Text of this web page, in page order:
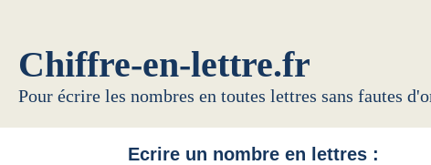
Chiffre-en-lettre.fr
Pour écrire les nombres en toutes lettres sans fautes
Ecrire un nombre en lettres :